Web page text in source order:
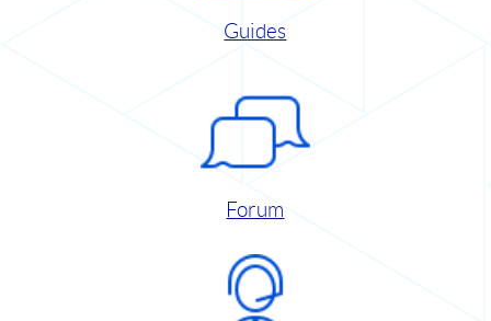
Guides
Forum